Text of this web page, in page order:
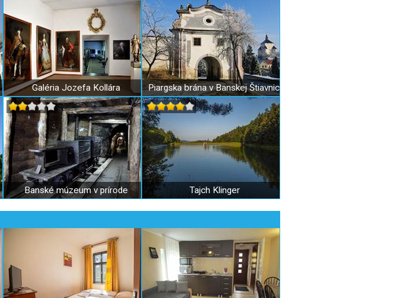
Galéria Jozefa Kollára Piargska brána v Banskej Štiavnici
Banské múzeum v prírode Tajch Klinger